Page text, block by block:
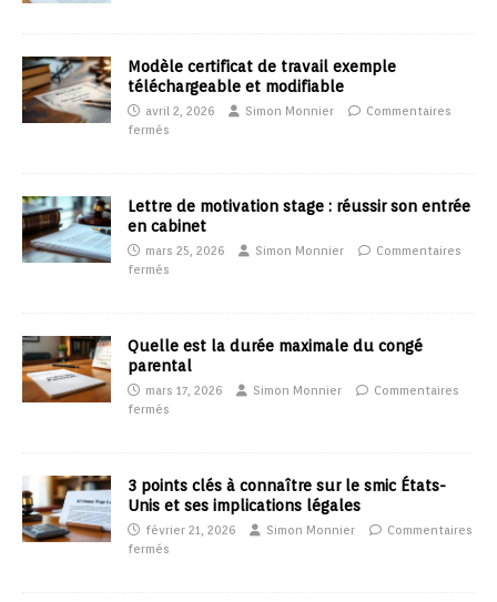
Modèle certificat de travail exemple
téléchargeable et modifiable
avril 2, 2026 Simon Monnier
Commentaires
fermés
Lettre de motivation stage : réussir son entrée
en cabinet
mars 25, 2026 Simon Monnier
Commentaires
fermés
Quelle est la durée maximale du congé
parental
mars 17, 2026 Simon Monnier
Commentaires
fermés
3 points clés à connaître sur le smic États-
Unis et ses implications légales
février 21, 2026 Simon Monnier
Commentaires
fermés